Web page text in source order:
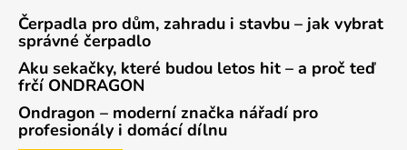
Čerpadla pro dům, zahradu i stavbu – jak vybrat
správné čerpadlo
Aku sekačky, které budou letos hit – a proč teď
frčí ONDRAGON
Ondragon – moderní značka nářadí pro
profesionály i domácí dílnu